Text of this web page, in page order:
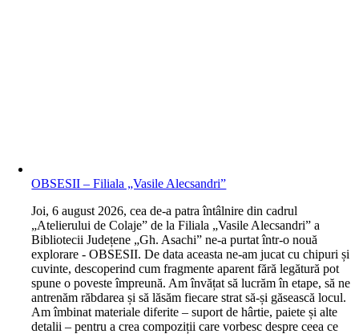
OBSESII – Filiala „Vasile Alecsandri”
Joi, 6 august 2026, cea de-a patra întâlnire din cadrul
„Atelierului de Colaje” de la Filiala „Vasile Alecsandri” a
Bibliotecii Județene „Gh. Asachi” ne-a purtat într-o nouă
explorare - OBSESII. De data aceasta ne-am jucat cu chipuri și
cuvinte, descoperind cum fragmente aparent fără legătură pot
spune o poveste împreună. Am învățat să lucrăm în etape, să ne
antrenăm răbdarea și să lăsăm fiecare strat să-și găsească locul.
Am îmbinat materiale diferite – suport de hârtie, paiete și alte
detalii – pentru a crea compoziții care vorbesc despre ceea ce